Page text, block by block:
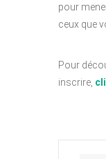
pour
ceux que
Pour
inscrire,